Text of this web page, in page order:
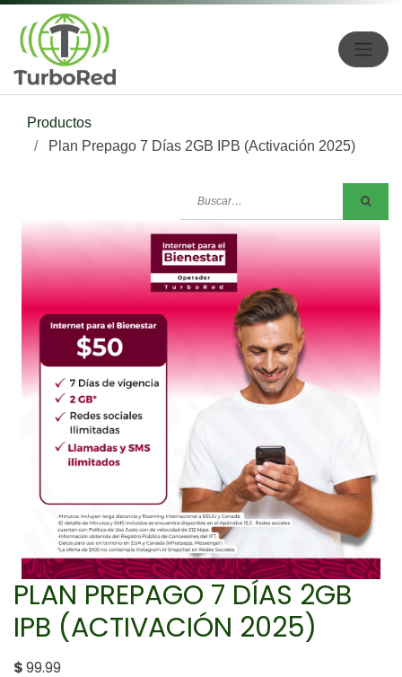
Productos
Plan Prepago 7 Días 2GB IPB (Activación 2025)
PLAN PREPAGO 7 DÍAS 2GB
IPB (ACTIVACIÓN 2025)
$99.99